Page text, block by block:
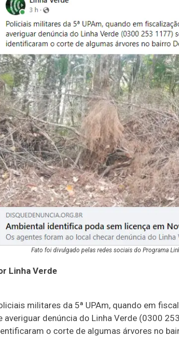
Fato foi divulgado pelas redes sociais do Programa
Linha Verde
militares da 5ª UPAm, quando em
averiguar denúncia do Linha Verde (0300
o corte de algumas árvores no